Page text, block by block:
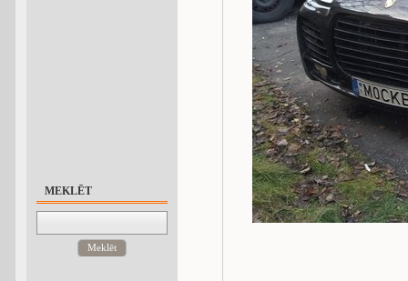
MEKLĒT
Meklēt